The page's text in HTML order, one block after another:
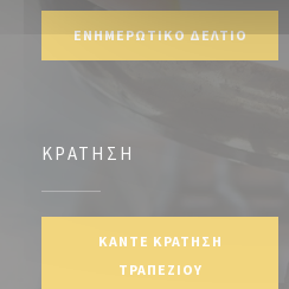
ΕΝΗΜΕΡΩΤΙΚΌ ΔΕΛΤΊΟ
ΚΡΆΤΗΣΗ
ΚΆΝΤΕ ΚΡΆΤΗΣΗ
ΤΡΑΠΕΖΙΟΎ